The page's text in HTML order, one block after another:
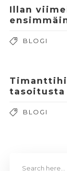
Illan
BLOGI
tasoitusta
BLOGI